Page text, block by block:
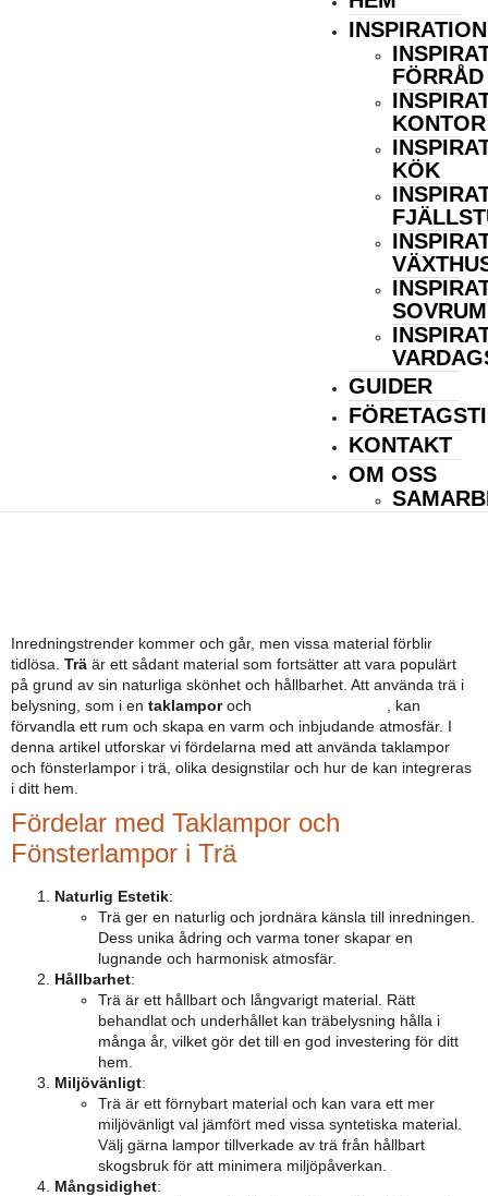
INSPIRATION
FÖRRÅD
KONTOR
KÖK
SOVRUM
GUIDER
KONTAKT
OM OSS
Inredningstrender kommer och går, men vissa material förblir
tidlösa. Trä är ett sådant material som fortsätter att vara populärt
på grund av sin naturliga skönhet och hållbarhet. Att använda trä i
belysning, som i en taklamporoch
, kan
förvandla ett rum och skapa en varm och inbjudande atmosfär. I
denna artikel utforskar vi fördelarna med att använda taklampor
och fönsterlampor i trä, olika designstilar och hur de kan integreras
i ditt hem.
Fördelar med Taklampor och
Fönsterlampor i Trä
Naturlig Estetik:
Trä ger en naturlig och jordnära känsla till inredningen.
Dess unika ådring och varma toner skapar en
lugnande och harmonisk atmosfär.
Hållbarhet:
Trä är ett hållbart och långvarigt material. Rätt
behandlat och underhållet kan träbelysning hålla i
många år, vilket gör det till en god investering för ditt
hem.
Miljövänligt:
Trä är ett förnybart material och kan vara ett mer
miljövänligt val jämfört med vissa syntetiska material.
Välj gärna lampor tillverkade av trä från hållbart
skogsbruk för att minimera miljöpåverkan.
Mångsidighet: